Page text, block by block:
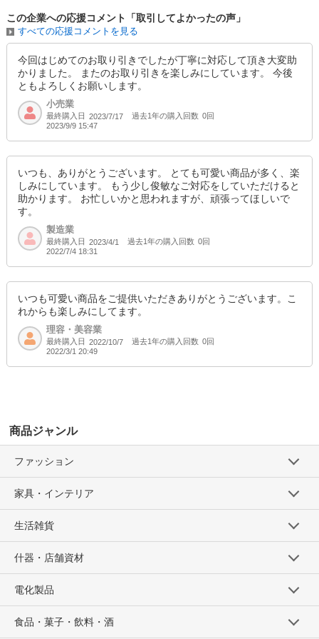
この企業への応援コメント「取引してよかったの声」
すべての応援コメントを見る
今回はじめてのお取り引きでしたが丁寧に対応して頂き大変助
かりました。 またのお取り引きを楽しみにしています。 今後
ともよろしくお願いします。
小売業
最終購入日 2023/7/17 過去1年の購入回数 0回
2023/9/9 15:47
いつも、ありがとうございます。 とても可愛い商品が多く、楽
しみにしています。 もう少し俊敏なご対応をしていただけると
助かります。 お忙しいかと思われますが、頑張ってほしいで
す。
製造業
最終購入日 2023/4/1 過去1年の購入回数 0回
2022/7/4 18:31
いつも可愛い商品をご提供いただきありがとうございます。こ
れからも楽しみにしてます。
理容・美容業
最終購入日 2022/10/7 過去1年の購入回数 0回
2022/3/1 20:49
商品ジャンル
ファッション
家具・インテリア
生活雑貨
什器・店舗資材
電化製品
食品・菓子・飲料・酒